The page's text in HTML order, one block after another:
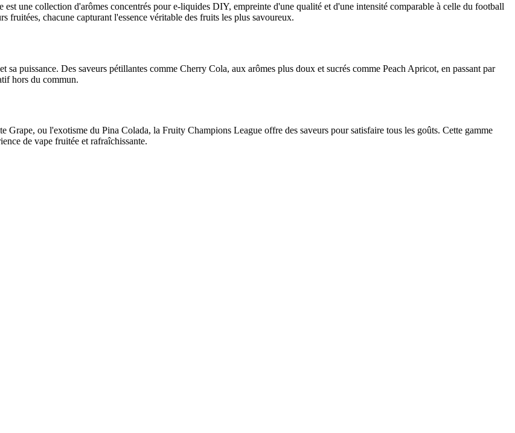
une collection d'arômes concentrés pour e-liquides DIY, empreinte d'une qualité et d'une intensité comparable à celle du football
fruitées, chacune capturant l'essence véritable des fruits les plus savoureux.
puissance. Des saveurs pétillantes comme Cherry Cola, aux arômes plus doux et sucrés comme Peach Apricot, en passant par
hors du commun.
ou l'exotisme du Pina Colada, la Fruity Champions League offre des saveurs pour satisfaire tous les goûts. Cette gamme
de vape fruitée et rafraîchissante.